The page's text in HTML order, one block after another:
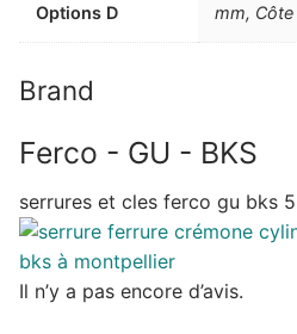
Options D
mm,
Brand
Ferco - GU - BKS
serrures et cles ferco gu bks
Il n’y a pas encore d’avis.